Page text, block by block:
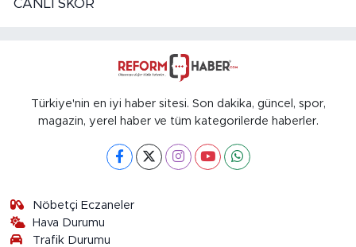
CANLI SKOR
Türkiye'nin en iyi haber sitesi. Son dakika, güncel, spor,
magazin, yerel haber ve tüm kategorilerde haberler.
Nöbetçi Eczaneler
Hava Durumu
Trafik Durumu